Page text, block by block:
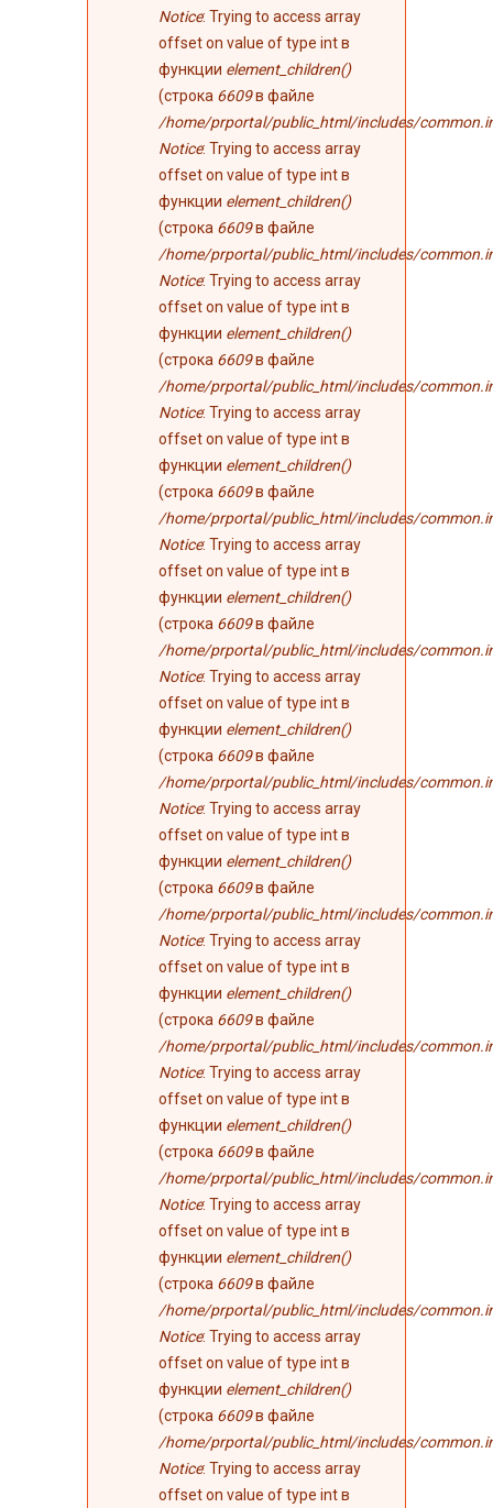
Notice: Trying to access array
offset on value of type int в
функции element_children()
(строка 6609в файле
/home/prportal/public_html/includes/
Notice: Trying to access array
offset on value of type int в
функции element_children()
(строка 6609в файле
/home/prportal/public_html/includes/
Notice: Trying to access array
offset on value of type int в
функции element_children()
(строка 6609в файле
/home/prportal/public_html/includes/
Notice: Trying to access array
offset on value of type int в
функции element_children()
(строка 6609в файле
/home/prportal/public_html/includes/
Notice: Trying to access array
offset on value of type int в
функции element_children()
(строка 6609в файле
/home/prportal/public_html/includes/
Notice: Trying to access array
offset on value of type int в
функции element_children()
(строка 6609в файле
/home/prportal/public_html/includes/
Notice: Trying to access array
offset on value of type int в
функции element_children()
(строка 6609в файле
/home/prportal/public_html/includes/
Notice: Trying to access array
offset on value of type int в
функции element_children()
(строка 6609в файле
/home/prportal/public_html/includes/
Notice: Trying to access array
offset on value of type int в
функции element_children()
(строка 6609в файле
/home/prportal/public_html/includes/
Notice: Trying to access array
offset on value of type int в
функции element_children()
(строка 6609в файле
/home/prportal/public_html/includes/
Notice: Trying to access array
offset on value of type int в
функции element_children()
(строка 6609в файле
/home/prportal/public_html/includes/
Notice: Trying to access array
offset on value of type int в